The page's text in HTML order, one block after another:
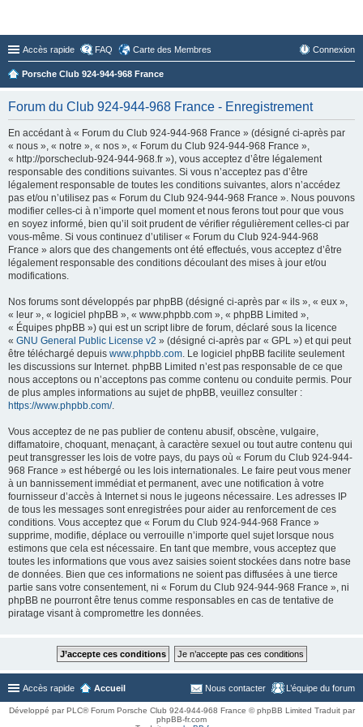
Accès rapide FAQ Carte des Membres Connexion
Porsche Club 924-944-968 France
Forum du Club 924-944-968 France - Enregistrement
En accédant à « Forum du Club 924-944-968 France » (désigné ci-après par
« nous », « notre », « nos », « Forum du Club 924-944-968 France »,
« http://porscheclub-924-944-968.fr »), vous acceptez d’être légalement
responsable des conditions suivantes. Si vous n’acceptez pas d’être
légalement responsable de toutes les conditions suivantes, alors n’accédez
pas et/ou n’utilisez pas « Forum du Club 924-944-968 France ». Nous pouvons
modifier celles-ci à n’importe quel moment et nous ferons tout pour que vous
en soyez informé, bien qu’il soit prudent de vérifier régulièrement celles-ci par
vous-même. Si vous continuez d’utiliser « Forum du Club 924-944-968
France » alors que des changements ont été effectués, vous acceptez d’être
légalement responsable des conditions découlant des mises à jour et/ou
modifications.
Nos forums sont développés par phpBB (désigné ci-après par « ils », « eux »,
« leur », « logiciel phpBB », « www.phpbb.com », « phpBB Limited »,
« Équipes phpBB ») qui est un script libre de forum, déclaré sous la licence
« GNU General Public License v2 » (désigné ci-après par « GPL ») et qui peut
être téléchargé depuis www.phpbb.com. Le logiciel phpBB facilite seulement
les discussions sur Internet. phpBB Limited n’est pas responsable de ce que
nous acceptons ou n’acceptons pas comme contenu ou conduite permis. Pour
de plus amples informations au sujet de phpBB, veuillez consulter :
https://www.phpbb.com/.
Vous acceptez de ne pas publier de contenu abusif, obscène, vulgaire,
diffamatoire, choquant, menaçant, à caractère sexuel ou tout autre contenu qui
peut transgresser les lois de votre pays, du pays où « Forum du Club 924-944-
968 France » est hébergé ou les lois internationales. Le faire peut vous mener
à un bannissement immédiat et permanent, avec une notification à votre
fournisseur d’accès à Internet si nous le jugeons nécessaire. Les adresses IP
de tous les messages sont enregistrées pour aider au renforcement de ces
conditions. Vous acceptez que « Forum du Club 924-944-968 France »
supprime, modifie, déplace ou verrouille n’importe quel sujet lorsque nous
estimons que cela est nécessaire. En tant que membre, vous acceptez que
toutes les informations que vous avez saisies soient stockées dans notre base
de données. Bien que ces informations ne soient pas diffusées à une tierce
partie sans votre consentement, ni « Forum du Club 924-944-968 France », ni
phpBB ne pourront être tenus comme responsables en cas de tentative de
piratage visant à compromettre les données.
Accès rapide Accueil L’équipe du forum
Nous contacter
Développé par PLC® Forum Porsche Club 924-944-968 France © phpBB Limited Traduit par
phpBB-fr.com